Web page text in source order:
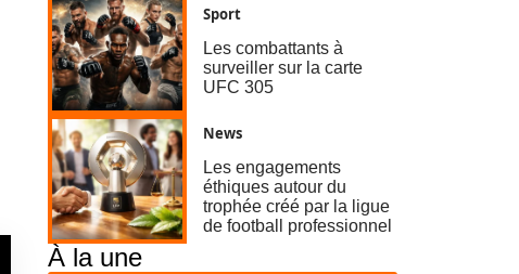
Sport
Les combattants à
surveiller sur la carte
UFC 305
News
Les engagements
éthiques autour du
trophée créé par la ligue
de football professionnel
À la une